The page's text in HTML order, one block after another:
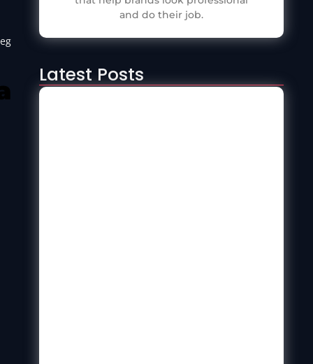
and do their job.
Latest Posts